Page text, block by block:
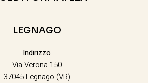
LEGNAGO
Indirizzo
Via Verona 150
37045 Legnago (VR)